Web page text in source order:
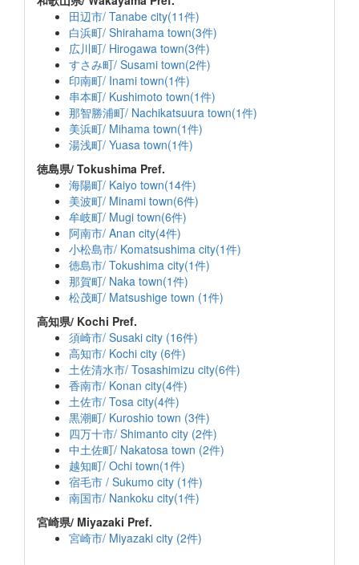
田辺市/ Tanabe city(11件)
白浜町/ Shirahama town(3件)
広川町/ Hirogawa town(3件)
すさみ町/ Susami town(2件)
印南町/ Inami town(1件)
串本町/ Kushimoto town(1件)
那智勝浦町/ Nachikatsuura town(1件)
美浜町/ Mihama town(1件)
湯浅町/ Yuasa town(1件)
徳島県/ Tokushima Pref.
海陽町/ Kaiyo town(14件)
美波町/ Minami town(6件)
牟岐町/ Mugi town(6件)
阿南市/ Anan city(4件)
小松島市/ Komatsushima city(1件)
徳島市/ Tokushima city(1件)
那賀町/ Naka town(1件)
松茂町/ Matsushige town (1件)
高知県/ Kochi Pref.
須崎市/ Susaki city (16件)
高知市/ Kochi city (6件)
土佐清水市/ Tosashimizu city(6件)
香南市/ Konan city(4件)
土佐市/ Tosa city(4件)
黒潮町/ Kuroshio town (3件)
四万十市/ Shimanto city (2件)
中土佐町/ Nakatosa town (2件)
越知町/ Ochi town(1件)
宿毛市 / Sukumo city (1件)
南国市/ Nankoku city(1件)
宮崎県/ Miyazaki Pref.
宮崎市/ Miyazaki city (2件)